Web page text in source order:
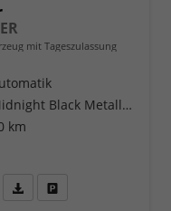
mit Tageszulassung
Midnight Black Metallic (0E)
km